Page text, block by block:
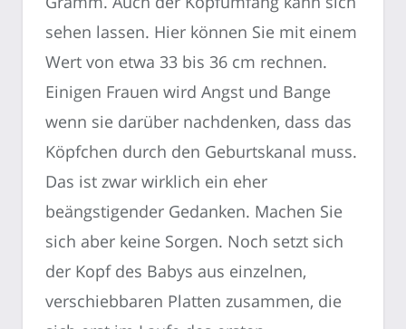
sehen lassen. Hier können Sie mit einem
Wert von etwa 33 bis 36 cm rechnen.
Einigen Frauen wird Angst und Bange
wenn sie darüber nachdenken, dass das
Köpfchen durch den Geburtskanal muss.
Das ist zwar wirklich ein eher
beängstigender Gedanken. Machen Sie
sich aber keine Sorgen. Noch setzt sich
der Kopf des Babys aus einzelnen,
verschiebbaren Platten zusammen, die